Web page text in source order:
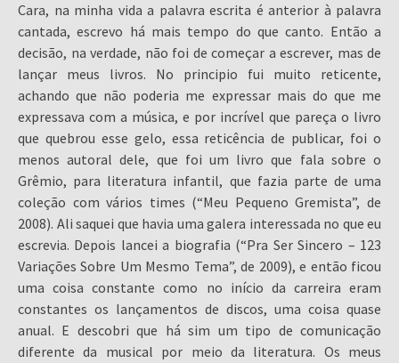
Cara, na minha vida a palavra escrita é anterior à palavra
cantada, escrevo há mais tempo do que canto. Então a
decisão, na verdade, não foi de começar a escrever, mas de
lançar meus livros. No principio fui muito reticente,
achando que não poderia me expressar mais do que me
expressava com a música, e por incrível que pareça o livro
que quebrou esse gelo, essa reticência de publicar, foi o
menos autoral dele, que foi um livro que fala sobre o
Grêmio, para literatura infantil, que fazia parte de uma
coleção com vários times (“Meu Pequeno Gremista”, de
2008). Ali saquei que havia uma galera interessada no que eu
escrevia. Depois lancei a biografia (“Pra Ser Sincero – 123
Variações Sobre Um Mesmo Tema”, de 2009), e então ficou
uma coisa constante como no início da carreira eram
constantes os lançamentos de discos, uma coisa quase
anual. E descobri que há sim um tipo de comunicação
diferente da musical por meio da literatura. Os meus